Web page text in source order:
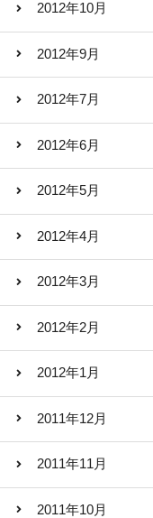
2012年10月
2012年9月
2012年7月
2012年6月
2012年5月
2012年4月
2012年3月
2012年2月
2012年1月
2011年12月
2011年11月
2011年10月